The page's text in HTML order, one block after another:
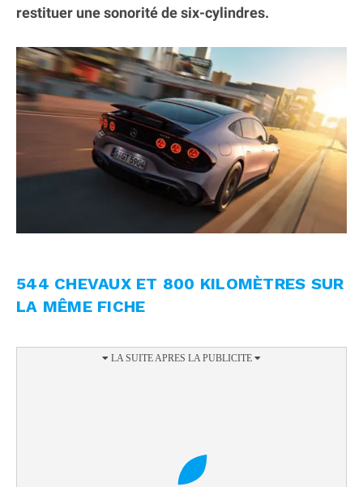
restituer une sonorité de six-cylindres.
544 CHEVAUX ET 800 KILOMÈTRES SUR
LA MÊME FICHE